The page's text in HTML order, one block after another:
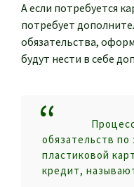
А если потребуется
потребует
обязательства,
будут нести в себе
обязательств по
пластиковой
кредит,